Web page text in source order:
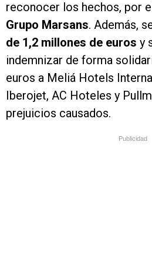
reconocer los hechos, por
Grupo Marsans. Además,
de 1,2 millones de euros y
indemnizar de forma
euros a Meliá Hotels
Iberojet, AC Hoteles y
prejuicios causados.
Publicidad